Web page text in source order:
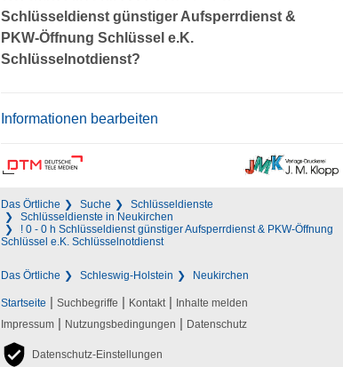
Schlüsseldienst günstiger Aufsperrdienst &
PKW-Öffnung Schlüssel e.K.
Schlüsselnotdienst?
Informationen bearbeiten
Das Örtliche Suche
Schlüsseldienste
Schlüsseldienste in Neukirchen
! 0 - 0 h Schlüsseldienst günstiger Aufsperrdienst & PKW-Öffnung
Schlüssel e.K. Schlüsselnotdienst
Das Örtliche Schleswig-Holstein Neukirchen
Startseite | Suchbegriffe | Kontakt | Inhalte melden
Impressum | Nutzungsbedingungen | Datenschutz
Datenschutz-Einstellungen